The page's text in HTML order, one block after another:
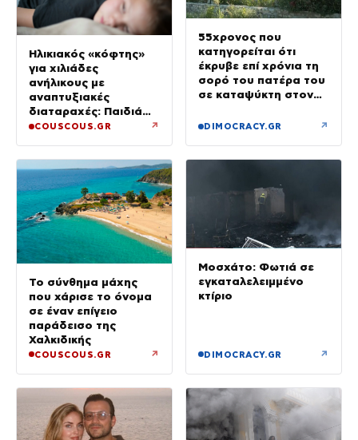
Ηλικιακός «κόφτης»
για χιλιάδες
ανήλικους με
αναπτυξιακές
διαταραχές: Παιδιά
ενός κατώτερου θεού
COUSCOUS.GR ↗
55χρονος που
κατηγορείται ότι
έκρυβε επί χρόνια τη
σορό του πατέρα του
σε καταψύκτη στον
του λόγια στους
DIMOCRACY.GR ↗
Το σύνθημα μάχης
που χάρισε το όνομα
σε έναν επίγειο
παράδεισο της
Χαλκιδικής
COUSCOUS.GR ↗
Μοσχάτο: Φωτιά σε
εγκαταλελειμμένο
κτίριο
DIMOCRACY.GR ↗